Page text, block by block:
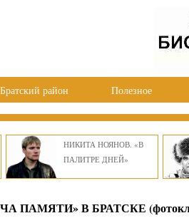
Братский район Полезное
НИКИТА НОЯНОВ. «В
ПАЛИТРЕ ДНЕЙ»
В БРАТСКЕ